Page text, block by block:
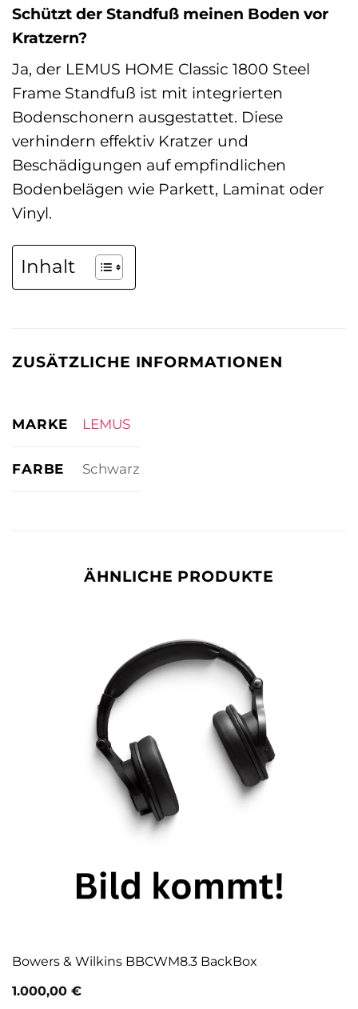
Schützt der Standfuß meinen Boden vor
Kratzern?
Ja, der LEMUS HOME Classic 1800 Steel
Frame Standfuß ist mit integrierten
Bodenschonern ausgestattet. Diese
verhindern effektiv Kratzer und
Beschädigungen auf empfindlichen
Bodenbelägen wie Parkett, Laminat oder
Vinyl.
Inhalt
ZUSÄTZLICHE INFORMATIONEN
MARKE LEMUS
FARBE Schwarz
ÄHNLICHE PRODUKTE
Bowers & Wilkins BBCWM8.3 BackBox
1.000,00 €